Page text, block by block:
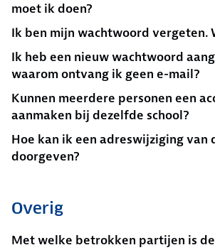
moet ik doen?
Ik ben mijn wachtwoord vergeten.
Ik heb een nieuw wachtwoord
waarom ontvang ik geen e-mail?
Kunnen meerdere personen een
aanmaken bij dezelfde school?
Hoe kan ik een adreswijziging van
doorgeven?
Overig
Met welke betrokken partijen is